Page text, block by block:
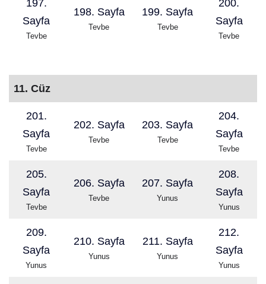
197.
Sayfa
Tevbe
198. Sayfa
Tevbe
199. Sayfa
Tevbe
200.
Sayfa
Tevbe
11. Cüz
201.
Sayfa
Tevbe
202. Sayfa
Tevbe
203. Sayfa
Tevbe
204.
Sayfa
Tevbe
205.
Sayfa
Tevbe
206. Sayfa
Tevbe
207. Sayfa
Yunus
208.
Sayfa
Yunus
209.
Sayfa
Yunus
210. Sayfa
Yunus
211. Sayfa
Yunus
212.
Sayfa
Yunus